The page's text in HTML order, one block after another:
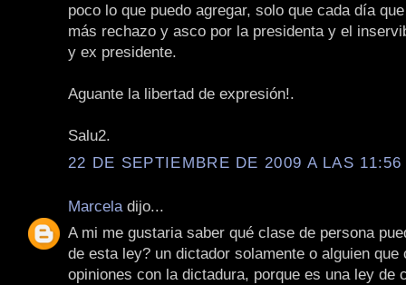
poco lo que puedo agregar, solo que cada día
más rechazo y asco por la presidenta y el
y ex presidente.
Aguante la libertad de expresión!.
Salu2.
22 DE SEPTIEMBRE DE 2009 A LAS 11:56
Marcela dijo...
A mi me gustaria saber qué clase de persona
de esta ley? un dictador solamente o alguien que
opiniones con la dictadura, porque es una ley de